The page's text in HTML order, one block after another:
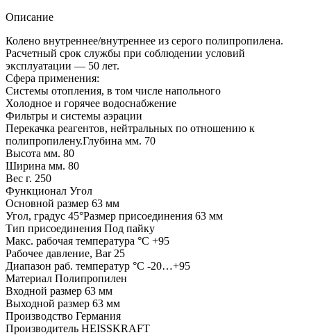
Описание
Колено внутреннее/внутреннее из серого полипропилена.
Расчетный срок службы при соблюдении условий
эксплуатации — 50 лет.
Сфера применения:
Системы отопления, в том числе напольного
Холодное и горячее водоснабжение
Фильтры и системы аэрации
Перекачка реагентов, нейтральных по отношению к
полипропилену.Глубина мм. 70
Высота мм. 80
Ширина мм. 80
Вес г. 250
Функционал Угол
Основной размер 63 мм
Угол, градус 45°Размер присоединения 63 мм
Тип присоединения Под пайку
Макc. рабочая температура °С +95
Рабочее давление, Bar 25
Диапазон раб. температур °С -20…+95
Материал Полипропилен
Входной размер 63 мм
Выходной размер 63 мм
Производство Германия
Производитель HEISSKRAFT